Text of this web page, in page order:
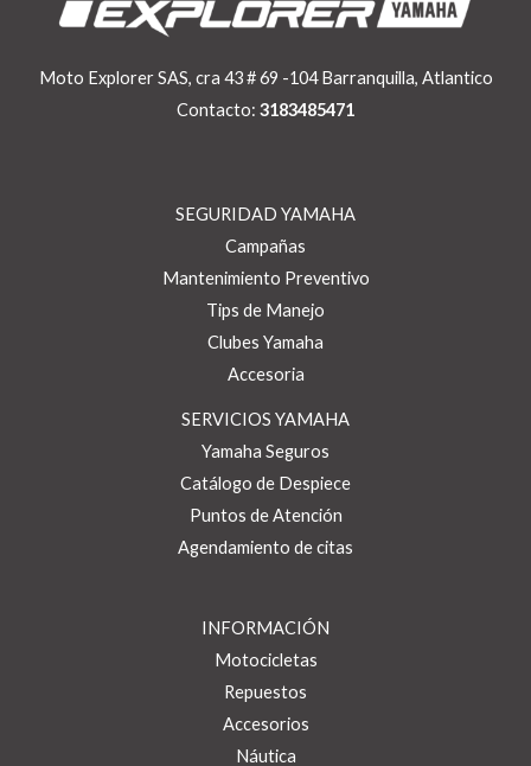
Moto Explorer SAS, cra 43 # 69 -104 Barranquilla, Atlantico
Contacto: 3183485471
SEGURIDAD YAMAHA
Campañas
Mantenimiento Preventivo
Tips de Manejo
Clubes Yamaha
Accesoria
SERVICIOS YAMAHA
Yamaha Seguros
Catálogo de Despiece
Puntos de Atención
Agendamiento de citas
INFORMACIÓN
Motocicletas
Repuestos
Accesorios
Náutica